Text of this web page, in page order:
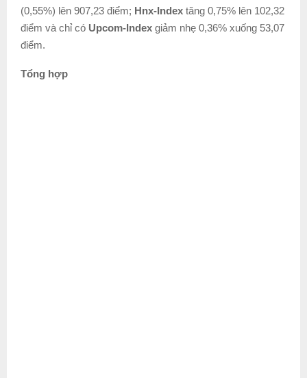
(0,55%) lên 907,23 điểm; Hnx-Index tăng 0,75% lên 102,32
điểm và chỉ có Upcom-Index giảm nhẹ 0,36% xuống 53,07
điểm.
Tổng hợp